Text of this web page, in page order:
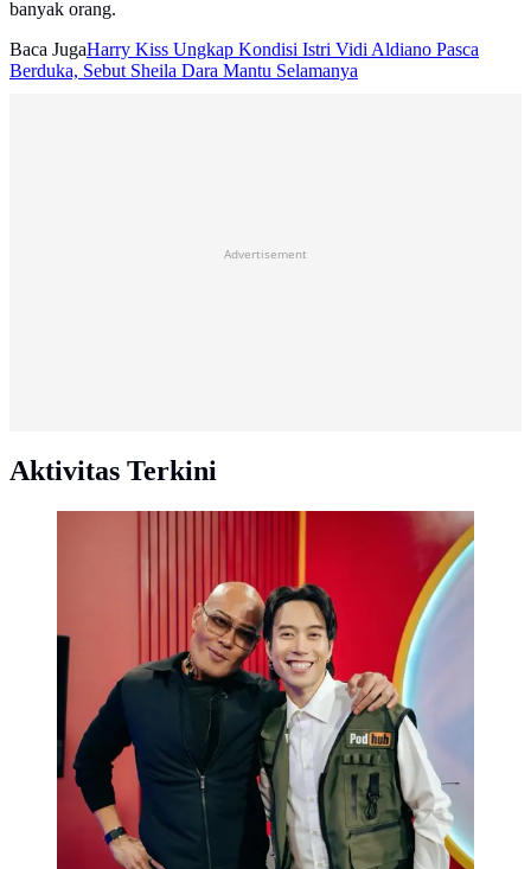
banyak orang.
Baca JugaHarry Kiss Ungkap Kondisi Istri Vidi Aldiano Pasca
Berduka, Sebut Sheila Dara Mantu Selamanya
Advertisement
Aktivitas Terkini